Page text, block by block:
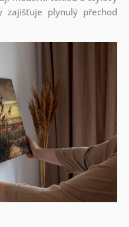
zajišťuje plynulý přechod